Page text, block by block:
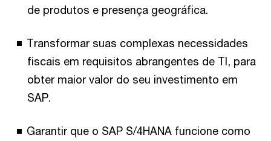
de produtos e presença geográfica.
Transformar suas complexas necessidades
fiscais em requisitos abrangentes de TI, para
obter maior valor do seu investimento em
SAP.
Garantir que o SAP S/4HANA funcione como